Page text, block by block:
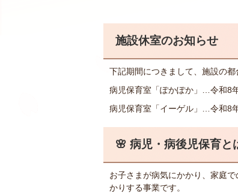
施設休室のお知らせ
下記期間につきまして、施設の都
病児保育室「ぽかぽか」…令和8
病児保育室「イーゲル」…令和8
🌸 病児・病後児保育と
お子さまが病気にかかり、家庭
かりする事業です。